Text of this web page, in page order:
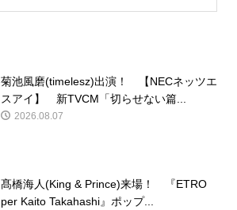
菊池風磨(timelesz)出演！ 【NECネッツエ
スアイ】 新TVCM「切らせない篇...
2026.08.07
髙橋海人(King & Prince)来場！ 『ETRO
per Kaito Takahashi』ポップ...